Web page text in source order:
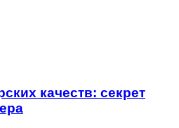
качеств: секрет